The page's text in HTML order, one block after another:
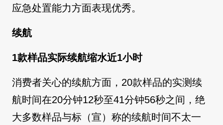
应急处置能力方面表现优秀。
续航
1款样品实际续航缩水近1小时
消费者关心的续航方面，20款样品的实测续
航时间在20分钟12秒至41分钟56秒之间，绝
大多数样品与标（宣）称的续航时间不太一